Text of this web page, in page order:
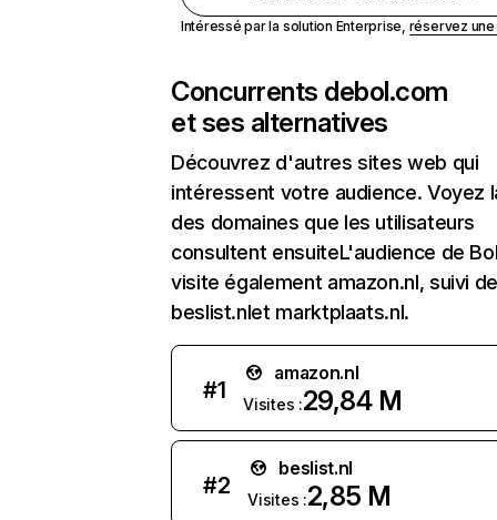
Intéressé par la solution Enterprise, réservez
Concurrents debol.com
et ses alternatives
Découvrez d'autres sites web qui
intéressent votre audience. Voyez
des domaines que les utilisateurs
consultent ensuiteL'audience de
visite également amazon.nl, suivi
beslist.nlet marktplaats.nl.
#1
amazon.nl
Visites :29,84 M
#2
beslist.nl
Visites :2,85 M